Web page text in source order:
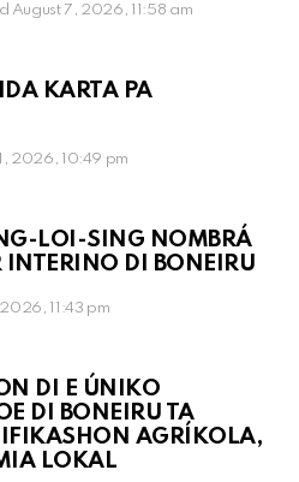
August 7, 2026, 11:58 am
KARTA PA
2026, 10:49 pm
LOI-SING NOMBRÁ
INTERINO DI BONEIRU
2026, 11:43 pm
DI E ÚNIKO
DI BONEIRU TA
AGRÍKOLA,
LOKAL